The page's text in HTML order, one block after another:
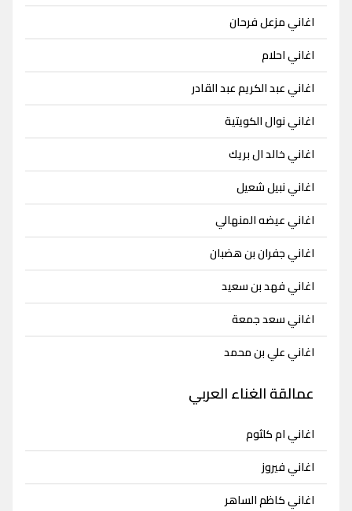
اغاني مزعل فرحان
اغاني احلام
اغاني عبد الكريم عبد القادر
اغاني نوال الكويتية
اغاني خالد ال بريك
اغاني نبيل شعيل
اغاني عيضه المنهالي
اغاني جفران بن هضبان
اغاني فهد بن سعيد
اغاني سعد جمعة
اغاني علي بن محمد
عمالقة الغناء العربي
اغاني ام كلثوم
اغاني فيروز
اغاني كاظم الساهر